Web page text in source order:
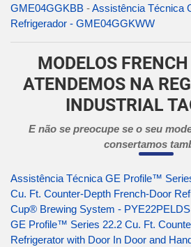
GME04GGKBB -Assistência Técnica
Refrigerador - GME04GGKWW
MODELOS
ATENDEMOS NA
INDUSTRIAL
E não se preocupe se o seu
consertamos
Assistência Técnica GE Profile™
Cu. Ft. Counter-Depth French-Door
Cup® Brewing System - PYE22PELDS
GE Profile™ Series 22.2 Cu. Ft.
Refrigerator with Door In Door and